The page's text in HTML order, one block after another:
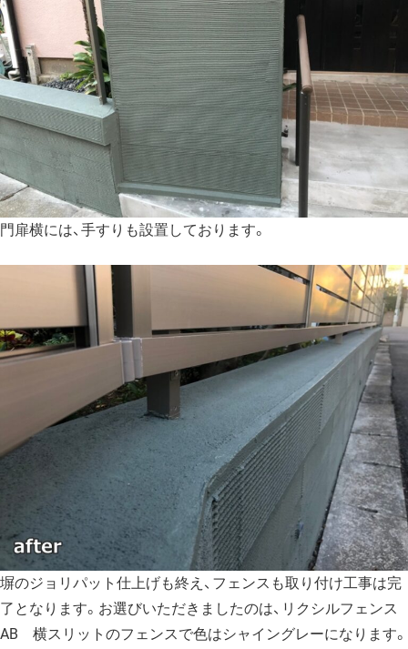
門扉横には、手すりも設置しております。
塀のジョリパット仕上げも終え、フェンスも取り付け工事は完
了となります。お選びいただきましたのは、 リクシルフェンス
AB 横スリットのフェンスで色はシャイングレーになります。